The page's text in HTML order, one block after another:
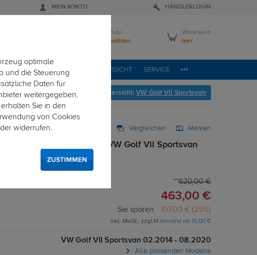
MEIN KONTO HÄNDLERLOGIN
Mein Auto
Bitte wählen
Warenkorb
leer
EINBAUSERVICE FAHRZEUGÜBERSICHT SERVICE
Hier geht's zur Fahrzeugübersicht: VW Golf VII Sportsvan
Vergleichen Merken
abnehmbar für VW Golf VII Sportsvan
von unten gesteckt
620,00 €
463,00 €
Sie sparen 157,00 € (25%)
inkl. MwSt., zzgl.M Versand ab 15,00 €
VW Golf VII Sportsvan 02.2014 - 08.2020
Alle passenden Modelle
optimale
und die Steuerung
Daten für
weitergegeben.
Sie in den
von Cookies
widerrufen.
ZUSTIMMEN